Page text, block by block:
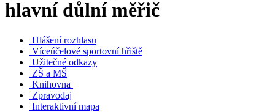
hlavní důlní měřič
Hlášení rozhlasu
Víceúčelové sportovní hřiště
Užitečné odkazy
ZŠ a MŠ
Knihovna
Zpravodaj
Interaktivní mapa